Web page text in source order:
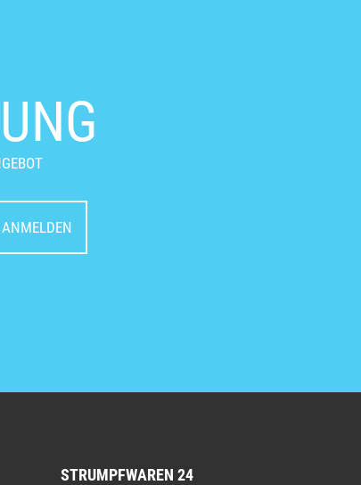
ANMELDEN
STRUMPFWAREN 24